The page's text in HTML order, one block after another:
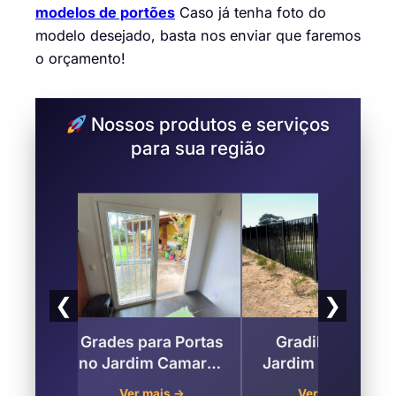
modelos de portões Caso já tenha foto do
modelo desejado, basta nos enviar que faremos
o orçamento!
Nossos produtos e serviços
para sua região
❮
Grades para Portas
no Jardim Camargo
, Mauá
Gradil de Ferro
Jardim Camargo
❯